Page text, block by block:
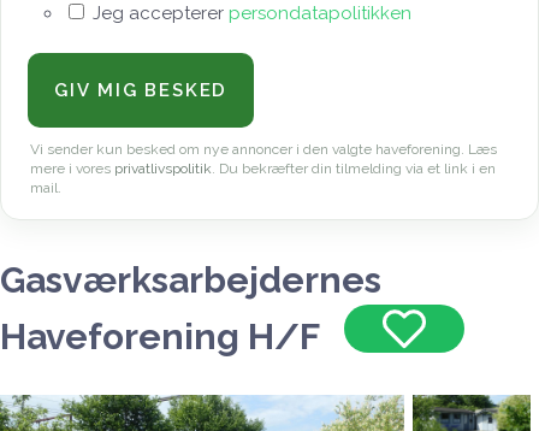
Jeg accepterer persondatapolitikken
Vi sender kun besked om nye annoncer i den valgte haveforening. Læs
mere i vores privatlivspolitik. Du bekræfter din tilmelding via et link i en
mail.
Gasværksarbejdernes
Haveforening H/F